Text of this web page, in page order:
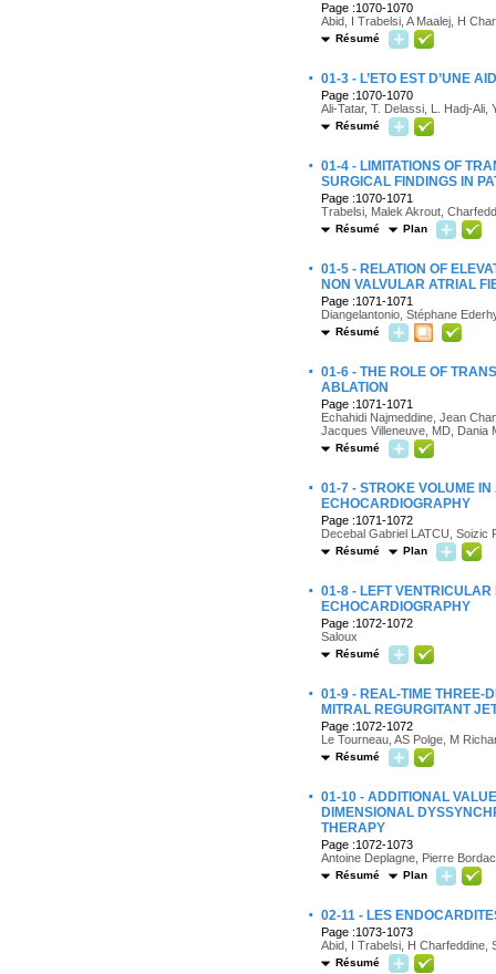
Page :1070-1070
Abid, I Trabelsi, A Maalej, H
Résumé
· 01-3 - L’ETO EST D’UNE
Page :1070-1070
Ali-Tatar, T. Delassi, L. Hadj-Ali,
Résumé
· 01-4 - LIMITATIONS OF
SURGICAL FINDINGS IN
Page :1070-1071
Trabelsi, Malek Akrout,
Résumé Plan
· 01-5 - RELATION OF
NON VALVULAR ATRIAL
Page :1071-1071
Diangelantonio, Stéphane
Résumé
· 01-6 - THE ROLE OF
ABLATION
Page :1071-1071
Echahidi Najmeddine, Jean
Jacques Villeneuve, MD, Dania
Résumé
· 01-7 - STROKE VOLUME
ECHOCARDIOGRAPHY
Page :1071-1072
Decebal Gabriel LATCU, Soizic
Résumé Plan
· 01-8 - LEFT
ECHOCARDIOGRAPHY
Page :1072-1072
Saloux
Résumé
· 01-9 - REAL-TIME THREE-
MITRAL REGURGITANT
Page :1072-1072
Le Tourneau, AS Polge, M
Résumé
· 01-10 - ADDITIONAL
DIMENSIONAL
THERAPY
Page :1072-1073
Antoine Deplagne, Pierre
Résumé Plan
· 02-11 - LES
Page :1073-1073
Abid, I Trabelsi, H Charfeddine,
Résumé